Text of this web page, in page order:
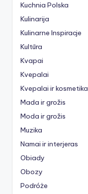
Kuchnia Polska
Kulinarija
Kulinarne Inspiracje
Kultūra
Kvapai
Kvepalai
Kvepalai ir kosmetika
Mada ir grožis
Moda ir grožis
Muzika
Namai ir interjeras
Obiady
Obozy
Podróże